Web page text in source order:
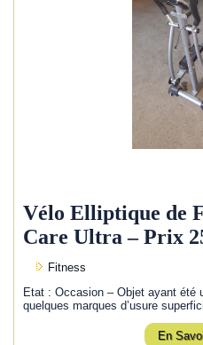
Vélo Elliptique de
Care Ultra – Prix
Fitness
Etat : Occasion – Objet ayant été
quelques marques d’usure
En